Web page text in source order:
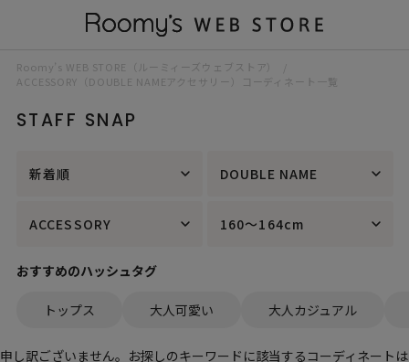
Roomy’s WEB STORE（ルーミィーズウェブストア）
ACCESSORY（DOUBLE NAMEアクセサリー）コーディネート一覧
STAFF SNAP
新着順 DOUBLE NAME
ACCESSORY 160～164cm
おすすめのハッシュタグ
トップス 大人可愛い 大人カジュアル
申し訳ございません。お探しのキーワードに該当するコーディネートは